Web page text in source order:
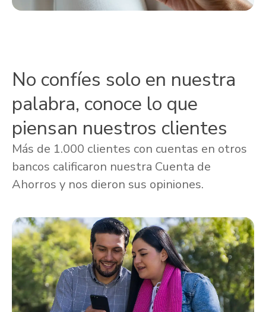
No confíes solo en nuestra
palabra, conoce lo que
piensan nuestros clientes
Más de 1.000 clientes con cuentas en otros
bancos calificaron nuestra Cuenta de
Ahorros y nos dieron sus opiniones.